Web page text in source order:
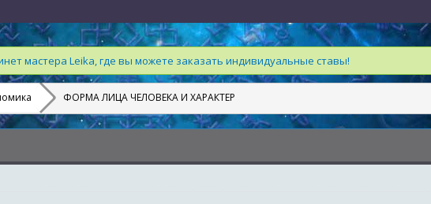
мастера Leika, где вы можете заказать индивидуальные ставы!
ФОРМА ЛИЦА ЧЕЛОВЕКА И ХАРАКТЕР